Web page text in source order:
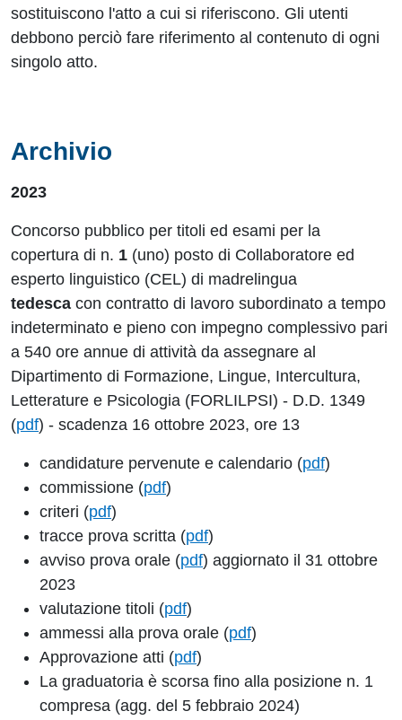
sostituiscono l'atto a cui si riferiscono. Gli utenti
debbono perciò fare riferimento al contenuto di ogni
singolo atto.
Archivio
2023
Concorso pubblico per titoli ed esami per la
copertura di n. 1 (uno) posto di Collaboratore ed
esperto linguistico (CEL) di madrelingua
tedesca con contratto di lavoro subordinato a tempo
indeterminato e pieno con impegno complessivo pari
a 540 ore annue di attività da assegnare al
Dipartimento di Formazione, Lingue, Intercultura,
Letterature e Psicologia (FORLILPSI) - D.D. 1349
(pdf) - scadenza 16 ottobre 2023, ore 13
candidature pervenute e calendario (pdf)
commissione (pdf)
criteri (pdf)
tracce prova scritta (pdf)
avviso prova orale (pdf) aggiornato il 31 ottobre
2023
valutazione titoli (pdf)
ammessi alla prova orale (pdf)
Approvazione atti (pdf)
La graduatoria è scorsa fino alla posizione n. 1
compresa (agg. del 5 febbraio 2024)